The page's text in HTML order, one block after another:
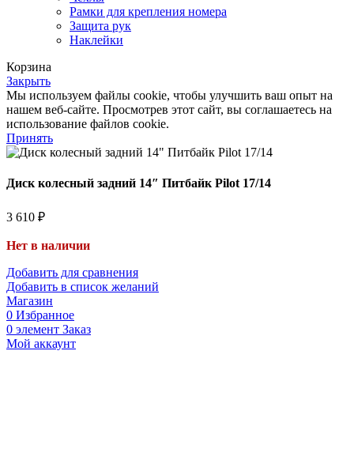
Рамки для крепления номера
Защита рук
Наклейки
Корзина
Закрыть
Мы используем файлы cookie, чтобы улучшить ваш опыт на
нашем веб-сайте. Просмотрев этот сайт, вы соглашаетесь на
использование файлов cookie.
Принять
Диск колесный задний 14″ Питбайк Pilot 17/14
3 610 ₽
Нет в наличии
Добавить для сравнения
Добавить в список желаний
Магазин
0 Избранное
0 элемент Заказ
Мой аккаунт